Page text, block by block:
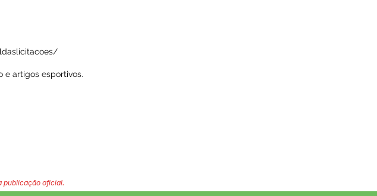
daslicitacoes/
e artigos esportivos.
publicação oficial.